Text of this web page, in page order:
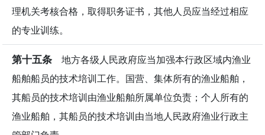
理机关考核合格，取得职务证书，其他人员应当经过相应
的专业训练。
第十五条 地方各级人民政府应当加强本行政区域内渔业
船舶船员的技术培训工作。国营、集体所有的渔业船舶，
其船员的技术培训由渔业船舶所属单位负责；个人所有的
渔业船舶，其船员的技术培训由当地人民政府渔业行政主